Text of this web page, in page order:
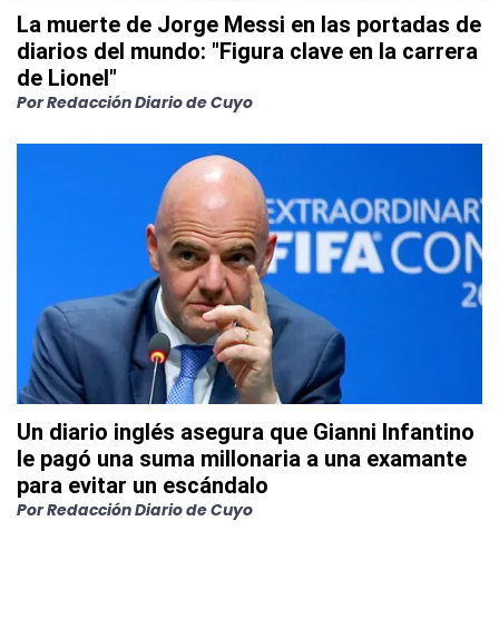
La muerte de Jorge Messi en las portadas de
diarios del mundo: "Figura clave en la carrera
de Lionel"
PorRedacción Diario de Cuyo
Un diario inglés asegura que Gianni Infantino
le pagó una suma millonaria a una examante
para evitar un escándalo
PorRedacción Diario de Cuyo